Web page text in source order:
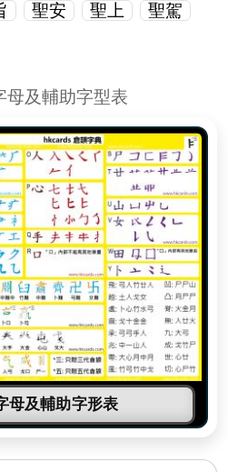
聖安 聖上
聖駕
母及輔助字型表
母及輔助字形表